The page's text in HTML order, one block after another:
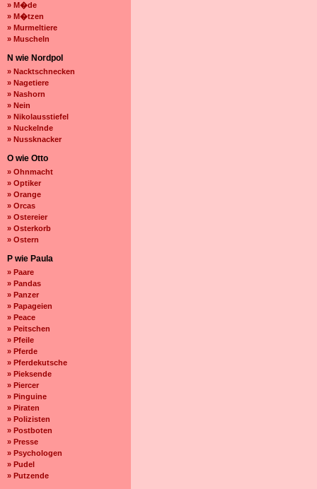
» M�de
» M�tzen
» Murmeltiere
» Muscheln
N wie Nordpol
» Nacktschnecken
» Nagetiere
» Nashorn
» Nein
» Nikolausstiefel
» Nuckelnde
» Nussknacker
O wie Otto
» Ohnmacht
» Optiker
» Orange
» Orcas
» Ostereier
» Osterkorb
» Ostern
P wie Paula
» Paare
» Pandas
» Panzer
» Papageien
» Peace
» Peitschen
» Pfeile
» Pferde
» Pferdekutsche
» Pieksende
» Piercer
» Pinguine
» Piraten
» Polizisten
» Postboten
» Presse
» Psychologen
» Pudel
» Putzende